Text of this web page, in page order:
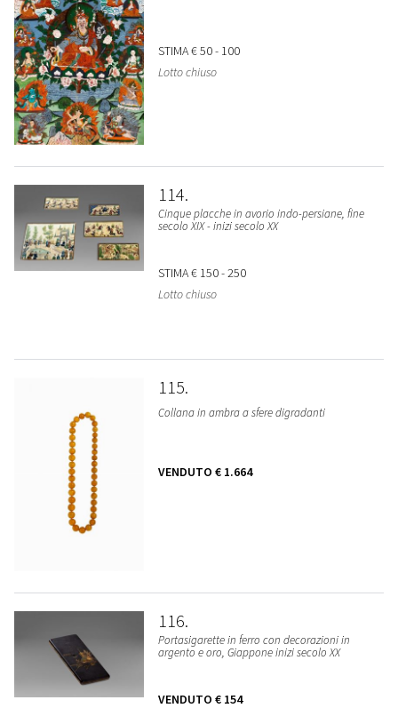
STIMA€ 50 - 100
Lotto chiuso
114
Cinque placche in avorio indo-persiane, fine
secolo XIX - inizi secolo XX
STIMA€ 150 - 250
Lotto chiuso
115
Collana in ambra a sfere digradanti
VENDUTO € 1.664
116
Portasigarette in ferro con decorazioni in
argento e oro, Giappone inizi secolo XX
VENDUTO € 154